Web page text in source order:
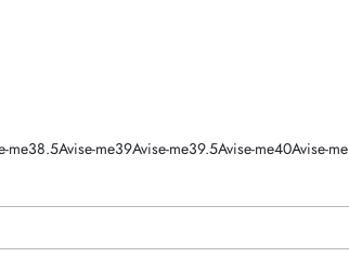
me38.5Avise-me39Avise-me39.5Avise-me40Avise-me